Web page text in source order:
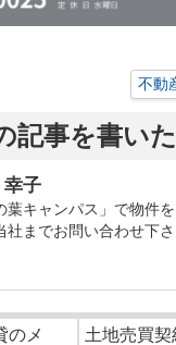
不動
記事を書い
幸子
葉キャンパス」で物件
社までお問い合わせ下さ
のメ
土地売買契